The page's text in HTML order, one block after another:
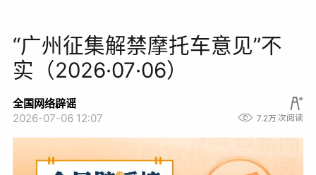
“广州征集解禁摩托车意见”不
实（2026·07·06）
全国网络辟谣
2026-07-06 12:07
7.2万 次阅读